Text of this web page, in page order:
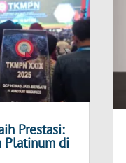
Prestasi:
Platinum di